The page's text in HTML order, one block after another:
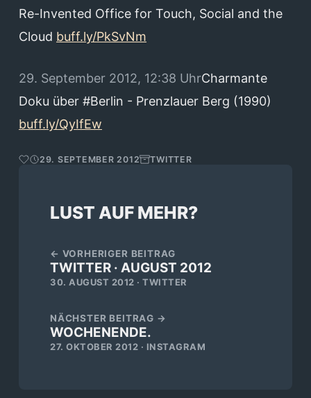
Re-Invented Office for Touch, Social and the
Cloud buff.ly/PkSvNm
29. September 2012, 12:38 UhrCharmante
Doku über #Berlin - Prenzlauer Berg (1990)
buff.ly/QyIfEw
29. SEPTEMBER 2012 TWITTER
LUST AUF MEHR?
← VORHERIGER BEITRAG
TWITTER · AUGUST 2012
30. AUGUST 2012 · TWITTER
NÄCHSTER BEITRAG →
WOCHENENDE.
27. OKTOBER 2012 · INSTAGRAM